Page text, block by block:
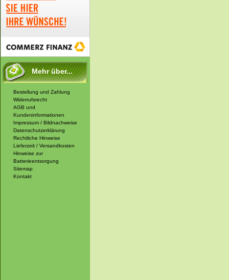
Mehr über...
Bestellung und Zahlung
Widerrufsrecht
AGB und
Kundeninformationen
Impressum / Bildnachweise
Datenschutzerklärung
Rechtliche Hinweise
Lieferzeit / Versandkosten
Hinweise zur
Batterieentsorgung
Sitemap
Kontakt